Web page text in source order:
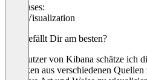
Use cases:
Data Visualization
Was gefällt Dir am besten?
Als Nutzer von Kibana schätze ich
Metriken aus verschiedenen